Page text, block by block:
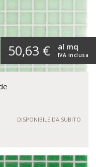
50,63 € IVA inclusa
al mq
DISPONIBILE DA SUBITO